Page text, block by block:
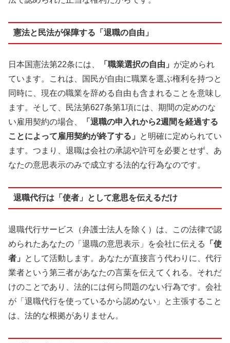
憲法と民法が保障する「退職の自由」
日本国憲法第22条には、 「職業選択の自由」 が定められ
ています。これは、国民が自由に職業を選ぶ権利を持つと
同時に、現在の職業を辞める自由も含まれることを意味し
ます。そして、民法第627条第1項には、期間の定めのな
い雇用契約の場合、
「退職の申入れから2週間を経過する
ことによって雇用契約が終了する」
と明確に定められてい
ます。つまり、退職は会社の承認や許可を必要とせず、あ
なたの意思表示のみで成立する法的な行為なのです。
退職代行は「使者」として意思を伝えるだけ
退職代行サービス（弁護士法人を除く）は、この法律で認
められたあなたの「退職の意思表示」を会社に伝える
「使
者」
として活動します。あなたが直接言う代わりに、代行
業者という第三者があなたの言葉を伝えてくれる。それだ
けのことであり、法的には何ら問題のない行為です。会社
が「退職代行を使っているから認めない」と主張すること
は、法的な根拠がありません。